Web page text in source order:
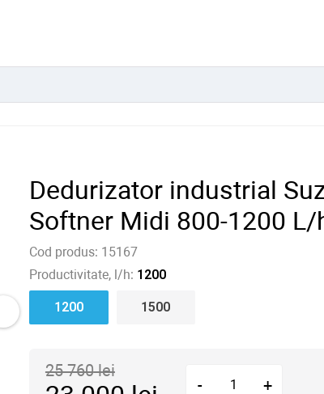
Dedurizator industrial
Softner Midi 800-1200 L/
Cod produs: 15167
Productivitate, l/h: 1200
1200 1500
25 760lei
- +